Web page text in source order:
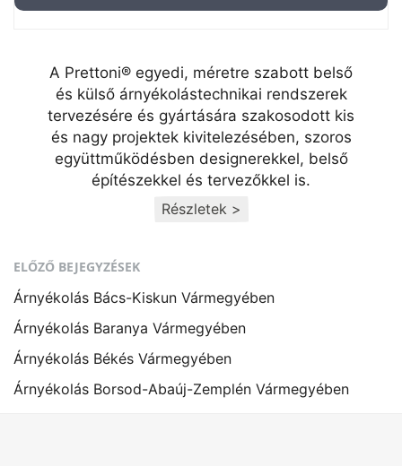
A Prettoni® egyedi, méretre szabott belső
és külső árnyékolástechnikai rendszerek
tervezésére és gyártására szakosodott kis
és nagy projektek kivitelezésében, szoros
együttműködésben designerekkel, belső
építészekkel és tervezőkkel is.
Részletek >
ELŐZŐ BEJEGYZÉSEK
Árnyékolás Bács-Kiskun Vármegyében
Árnyékolás Baranya Vármegyében
Árnyékolás Békés Vármegyében
Árnyékolás Borsod-Abaúj-Zemplén Vármegyében